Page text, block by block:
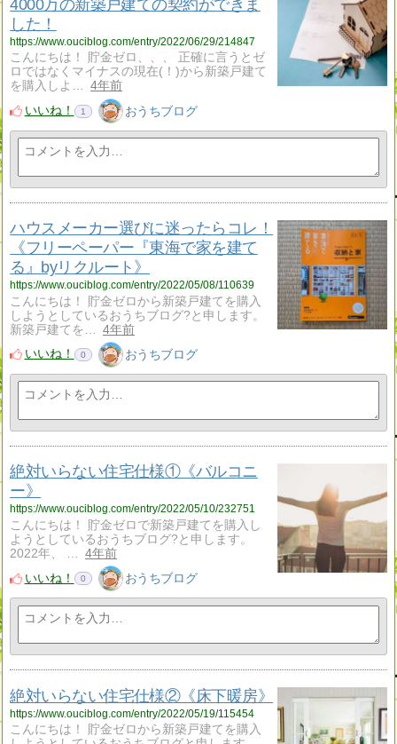
4000万の新築戸建ての契約ができま
した！
https://www.ouciblog.com/entry/2022/06/29/214847
こんにちは！ 貯金ゼロ、、、 正確に言うとゼ
ロではなくマイナスの現在(！)から新築戸建て
を購入しよ…
4年前
いいね！
1 おうちブログ
ハウスメーカー選びに迷ったらコレ！
《フリーペーパー『東海で家を建て
る』byリクルート》
https://www.ouciblog.com/entry/2022/05/08/110639
こんにちは！ 貯金ゼロから新築戸建てを購入
しようとしているおうちブログ?と申します。
新築戸建てを…
4年前
いいね！
0 おうちブログ
絶対いらない住宅仕様①《バルコニ
ー》
https://www.ouciblog.com/entry/2022/05/10/232751
こんにちは！ 貯金ゼロで新築戸建てを購入し
ようとしているおうちブログ?と申します。
2022年、 …
4年前
いいね！
0 おうちブログ
絶対いらない住宅仕様②《床下暖房》
https://www.ouciblog.com/entry/2022/05/19/115454
こんにちは！ 貯金ゼロから新築戸建てを購入